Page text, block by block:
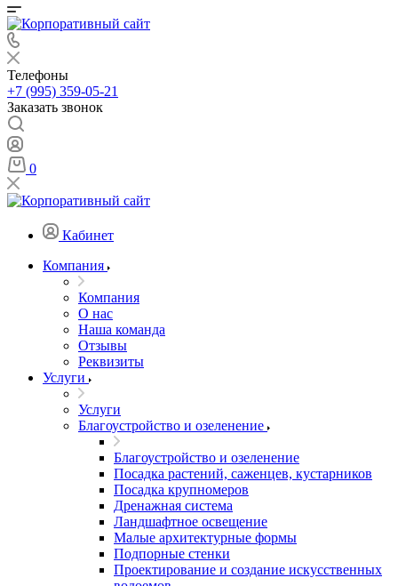
Телефоны
+7 (995) 359-05-21
Заказать звонок
0
Кабинет
Компания
Компания
О нас
Наша команда
Отзывы
Реквизиты
Услуги
Услуги
Благоустройство и озеленение
Благоустройство и озеленение
Посадка растений, саженцев, кустарников
Посадка крупномеров
Дренажная система
Ландшафтное освещение
Малые архитектурные формы
Подпорные стенки
Проектирование и создание искусственных